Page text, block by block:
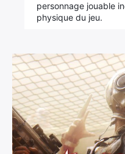
personnage jouable
physique du jeu.